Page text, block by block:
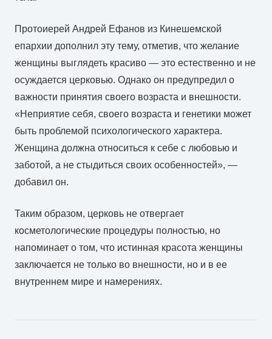
Протоиерей Андрей Ефанов из Кинешемской
епархии дополнил эту тему, отметив, что желание
женщины выглядеть красиво — это естественно и не
осуждается церковью. Однако он предупредил о
важности принятия своего возраста и внешности.
«Неприятие себя, своего возраста и генетики может
быть проблемой психологического характера.
Женщина должна относиться к себе с любовью и
заботой, а не стыдиться своих особенностей», —
добавил он.
Таким образом, церковь не отвергает
косметологические процедуры полностью, но
напоминает о том, что истинная красота женщины
заключается не только во внешности, но и в ее
внутреннем мире и намерениях.